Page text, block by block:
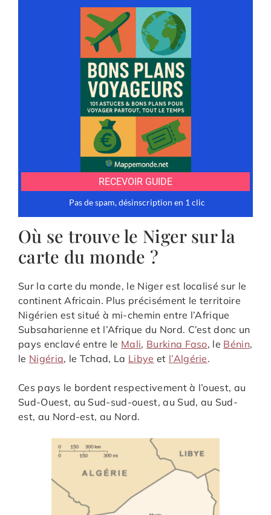
Où se trouve le Niger sur la
carte du monde ?
Sur la carte du monde, le Niger est localisé sur le
continent Africain. Plus précisément le territoire
Nigérien est situé à mi-chemin entre l’Afrique
Subsaharienne et l’Afrique du Nord. C’est donc un
pays enclavé entre le Mali, Burkina Faso, le Bénin,
le Nigéria, le Tchad, La Libye et l’Algérie.
Ces pays le bordent respectivement à l’ouest, au
Sud-Ouest, au Sud-sud-ouest, au Sud, au Sud-
est, au Nord-est, au Nord.